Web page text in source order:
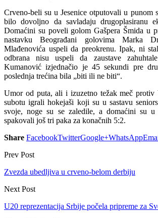
Crveno-beli su u Jesenice otputovali u punom
bilo dovoljno da savladaju drugoplasiranu
Domaćini su poveli golom Gašpera Šmida u
nastavku Beograđani golovima Marka
Mlađenovića uspeli da preokrenu. Ipak, ni
odbrana nisu uspeli da zaustave
Kumanović izjednačio je 45 sekundi pre
poslednja trećina bila „biti ili ne biti“.
Umor od puta, ali i izuzetno težak meč
subotu igrali hokejaši koji su u sastavu
svoje, noge su se zaledile, a domaćini su
spakovali još tri paka za konačnih 5:2.
Share FacebookTwitterGoogle+WhatsApp
Prev Post
Zvezda ubedljiva u crveno-belom derbiju
Next Post
U20 reprezentacija Srbije počela pripreme za